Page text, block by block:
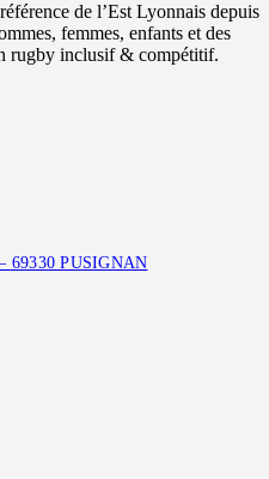
de l’Est Lyonnais depuis
femmes, enfants et des
rugby inclusif & compétitif.
69330 PUSIGNAN